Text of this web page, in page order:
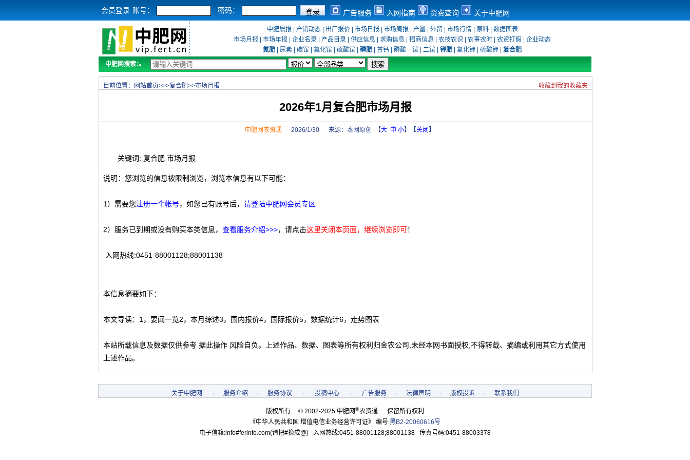
会员登录 账号： 密码： 广告服务 入网指南 资费查询 关于中肥网
中肥晨报 产销动态| 出厂报价| 市场日报 市场周报 产量| 外贸 市场行情| 原料| 数据图表
市场月报
市场年报 企业名录 产品目录 供应信息 求购信息 招商信息 农技农识 农事农时 农资打假
企业动态
氮肥
尿素 碳铵 氯化铵 硫酸铵 磷肥 普钙 磷酸一铵 二铵 钾肥 氯化钾 硫酸钾
复合肥
中肥网搜索：
目前位置： 网站首页>>>复合肥>>市场月报 收藏到我的收藏夹
2026年1月复合肥市场月报
中肥网农资通 2026/1/30 来源： 本网原创 【大 中 小】【关闭】
关键词: 复合肥 市场月报
说明：您浏览的信息被限制浏览，浏览本信息有以下可能：
1）需要您注册一个帐号，如您已有账号后， 请登陆中肥网会员专区
2）服务已到期或没有购买本类信息， 查看服务介绍>>>，请点击这里关闭本页面，继续浏览即可！
入网热线:0451-88001128;88001138
本信息摘要如下：
本文导读：1，要闻一览2，本月综述3，国内报价4，国际报价5，数据统计6，走势图表
本站所载信息及数据仅供参考 据此操作 风险自负。上述作品、数据、图表等所有权利归金农公司,未经本网书面授权,不得转载、摘编或利用其它方式使用
上述作品。
关于中肥网 - 服务介绍 - 服务协议 - 投稿中心 - 广告服务 - 法律声明 - 版权投诉 - 联系我们
版权所有 © 2002-2025 中肥网®农资通 保留所有权利
《中华人民共和国 增值电信业务经营许可证》 编号:黑B2-20060616号
电子信箱:info#ferinfo.com(请把#换成@) 入网热线:0451-88001128;88001138 传真号码:0451-88003378